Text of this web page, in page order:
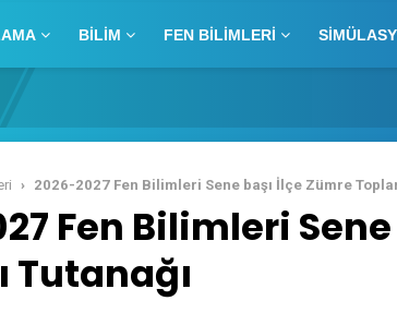
BILIM FEN BILIMLERI
2026-2027 Fen Bilimleri Sene başı İlçe Zümre
Fen Bilimleri
Tutanağı